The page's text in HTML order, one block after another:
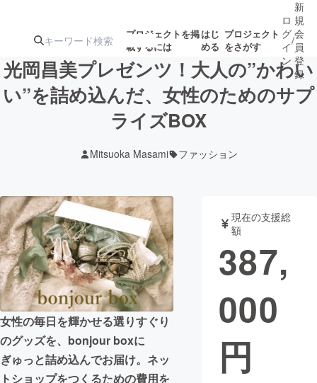
プロジェクトを掲
載するには
はじ
める
プロジェクト
をさがす
注目の新着プロ 募集終了が近いプ
テクノロジー・ガジェット
映像・映画 書籍・雑誌
ビジネス・起業 チャレンジ
まちづくり・地域活性化
ロ
グ
イ
ン
/
新
規
会
員
登
録
光岡昌美プレゼンツ！大人の”かわい
い”を詰め込んだ、女性のためのサプ
ライズBOX
Mitsuoka Masami ファッション
女性の毎日を輝かせる選りすぐり
のグッズを、bonjour boxに
ぎゅっと詰め込んでお届け。ネッ
トショップをつくるための費用を
現在の支援総
額
387,
000
円